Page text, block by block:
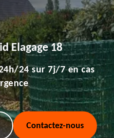
Elagage 18
24 sur 7j/7 en cas
Contactez-nous